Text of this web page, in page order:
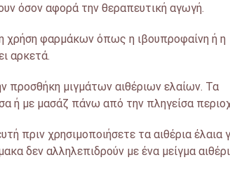
όσον αφορά την θεραπευτική αγωγή.
η χρήση φαρμάκων όπως η ιβουπροφαίνη ή η
αρκετά.
προσθήκη μιγμάτων αιθέριων ελαίων. Τα
ή με μασάζ πάνω από την πληγείσα
πριν χρησιμοποιήσετε τα αιθέρια έλαια
δεν αλληλεπιδρούν με ένα μείγμα